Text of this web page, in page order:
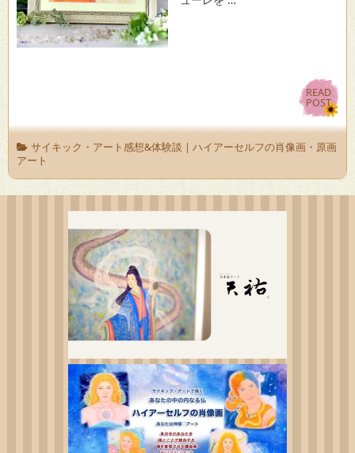
READ
POST
READ
POST
サイキック・アート感想&体験談 | ハイアーセルフの肖像画・原画
アート